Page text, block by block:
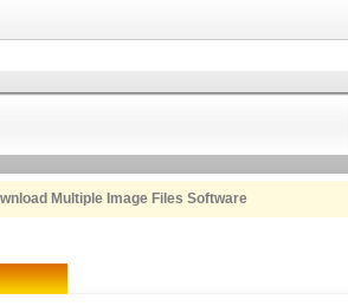
Multiple Image Files Software